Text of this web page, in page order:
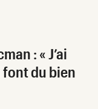
: « J’ai
du bien